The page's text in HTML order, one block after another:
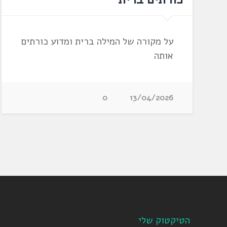
על מקורה של המילה ברית ומדוע כורתים
אותה
13/04/2026
0
הטיקטוק שלי